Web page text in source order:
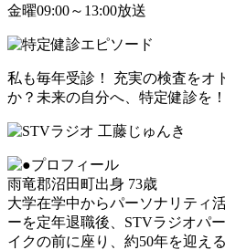
金曜09:00～13:00放送
私も毎年受診！ 充実の検査をオ
か？未来の自分へ、特定健診を！
雨竜郡沼田町出身 73歳
大学在学中からパーソナリティ
ーを定年退職後、STVラジオパ
イクの前に座り、約50年を迎える